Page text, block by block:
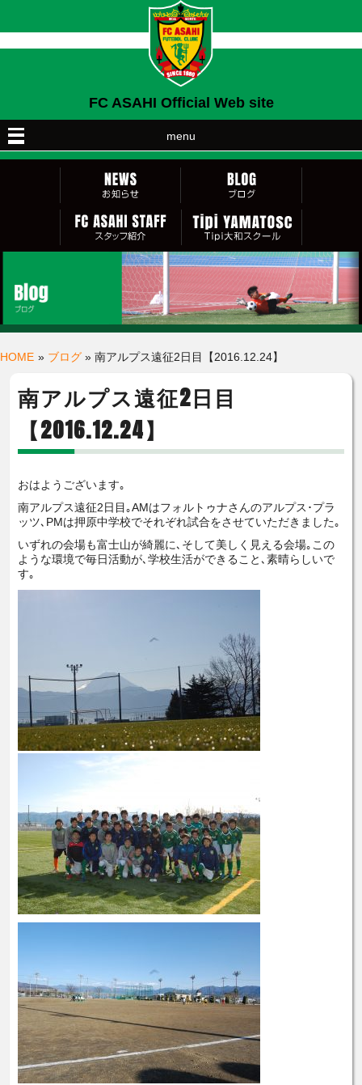
FC ASAHI Official Web site
menu
HOME » ブログ » 南アルプス遠征2日目【2016.12.24】
南アルプス遠征2日目
【2016.12.24】
おはようございます｡
南アルプス遠征2日目｡AMはフォルトゥナさんのアルプス･プラ
ッツ､PMは押原中学校でそれぞれ試合をさせていただきました｡
いずれの会場も富士山が綺麗に､そして美しく見える会場｡この
ような環境で毎日活動が､学校生活ができること､素晴らしいで
す｡